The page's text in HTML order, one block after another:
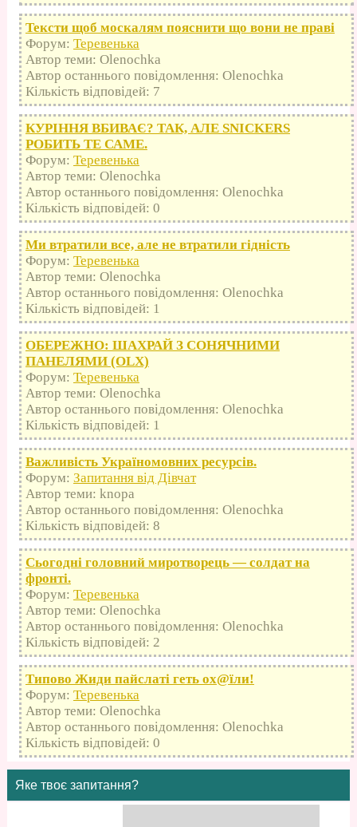
Тексти щоб москалям пояснити що вони не праві
Форум: Теревенька
Автор теми: Olenochka
Автор останнього повідомлення: Olenochka
Кількість відповідей: 7
КУРІННЯ ВБИВАЄ? ТАК, АЛЕ SNICKERS
РОБИТЬ ТЕ САМЕ.
Форум: Теревенька
Автор теми: Olenochka
Автор останнього повідомлення: Olenochka
Кількість відповідей: 0
Ми втратили все, але не втратили гідність
Форум: Теревенька
Автор теми: Olenochka
Автор останнього повідомлення: Olenochka
Кількість відповідей: 1
ОБЕРЕЖНО: ШАХРАЙ З СОНЯЧНИМИ
ПАНЕЛЯМИ (OLX)
Форум: Теревенька
Автор теми: Olenochka
Автор останнього повідомлення: Olenochka
Кількість відповідей: 1
Важливість Україномовних ресурсів.
Форум: Запитання від Дівчат
Автор теми: knopa
Автор останнього повідомлення: Olenochka
Кількість відповідей: 8
Сьогодні головний миротворець — солдат на
фронті.
Форум: Теревенька
Автор теми: Olenochka
Автор останнього повідомлення: Olenochka
Кількість відповідей: 2
Типово Жиди пайслаті геть оx@їли!
Форум: Теревенька
Автор теми: Olenochka
Автор останнього повідомлення: Olenochka
Кількість відповідей: 0
Яке твоє запитання?